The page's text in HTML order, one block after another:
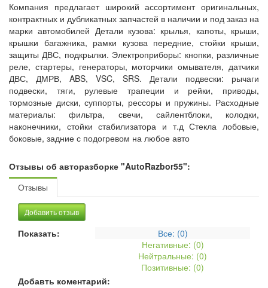
Компания предлагает широкий ассортимент оригинальных,
контрактных и дубликатных запчастей в наличии и под заказ на
марки автомобилей Детали кузова: крылья, капоты, крыши,
крышки багажника, рамки кузова передние, стойки крыши,
защиты ДВС, подкрылки. Электроприборы: кнопки, различные
реле, стартеры, генераторы, моторчики омывателя, датчики
ДВС, ДМРВ, ABS, VSC, SRS. Детали подвески: рычаги
подвески, тяги, рулевые трапеции и рейки, приводы,
тормозные диски, суппорты, рессоры и пружины. Расходные
материалы: фильтра, свечи, сайлентблоки, колодки,
наконечники, стойки стабилизатора и т.д Стекла лобовые,
боковые, задние с подогревом на любое авто
Отзывы об авторазборке "AutoRazbor55":
Отзывы
Добавить отзыв
Показать: Все: (0)
Негативные: (0)
Нейтральные: (0)
Позитивные: (0)
Добавть коментарий: